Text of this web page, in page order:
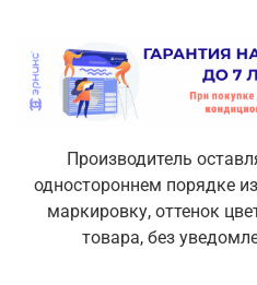
Производитель
одностороннем порядке
маркировку, оттенок
товара, без